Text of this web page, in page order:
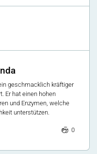
geschmacklich kräftiger
Er hat einen hohen
und Enzymen, welche
unterstützen.
0